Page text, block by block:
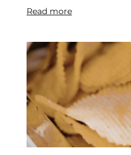
Read more